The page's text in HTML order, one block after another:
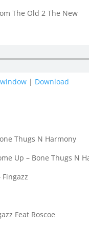
The Old 2 The New
| Download
Thugs N Harmony
Up – Bone Thugs N
Feat Roscoe